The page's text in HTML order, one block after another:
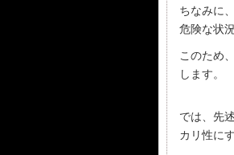
ちなみに
危険な状
このため
します。
では、先
カリ性に